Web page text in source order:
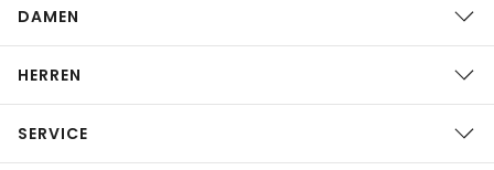
DAMEN
HERREN
SERVICE